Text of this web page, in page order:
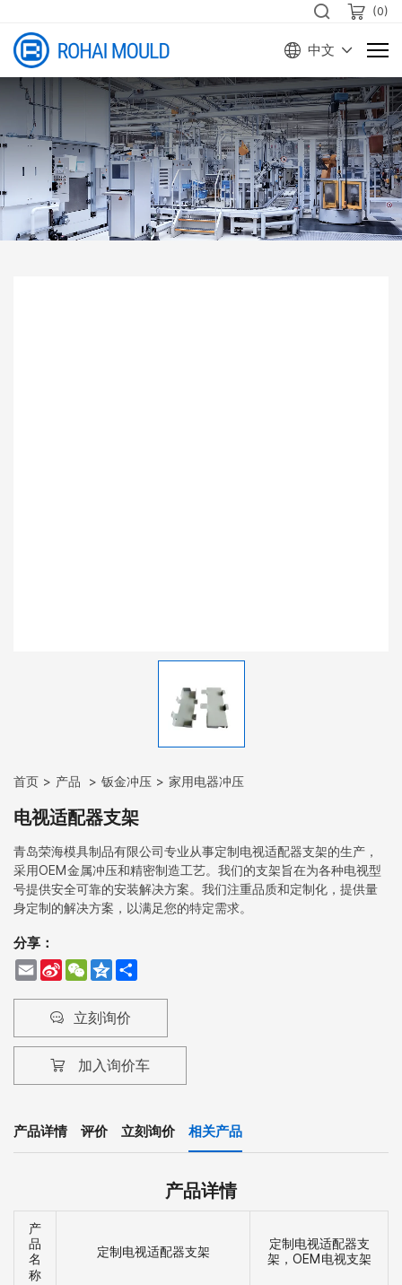
(0)
中文
首页 产品 钣金冲压 家用电器冲压
电视适配器支架
青岛荣海模具制品有限公司专业从事定制电视适配器支架的生产，
采用OEM金属冲压和精密制造工艺。我们的支架旨在为各种电视型
号提供安全可靠的安装解决方案。我们注重品质和定制化，提供量
身定制的解决方案，以满足您的特定需求。
分享：
EmailSina
Weibo
WeChat
QzoneShare
立刻询价
加入询价车
产品详情 评价 立刻询价 相关产品
产品详情
产
品
名
称
定制电视适配器支架
定制电视适配器支
架，OEM电视支架